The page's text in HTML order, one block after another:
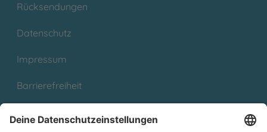
Rücksendungen
Datenschutz
Impressum
Barrierefreiheit